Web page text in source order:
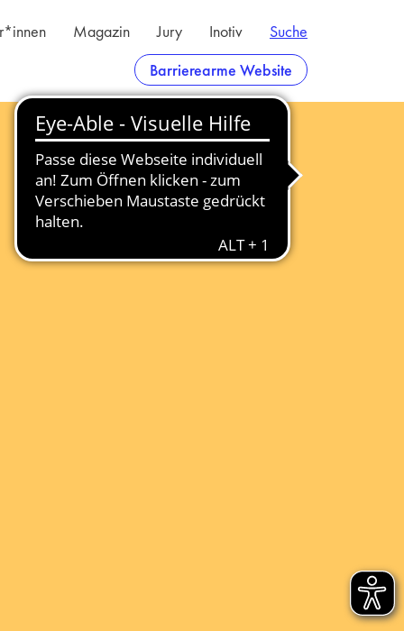
Magazin Jury Inotiv
Suche
Barrierearme Website